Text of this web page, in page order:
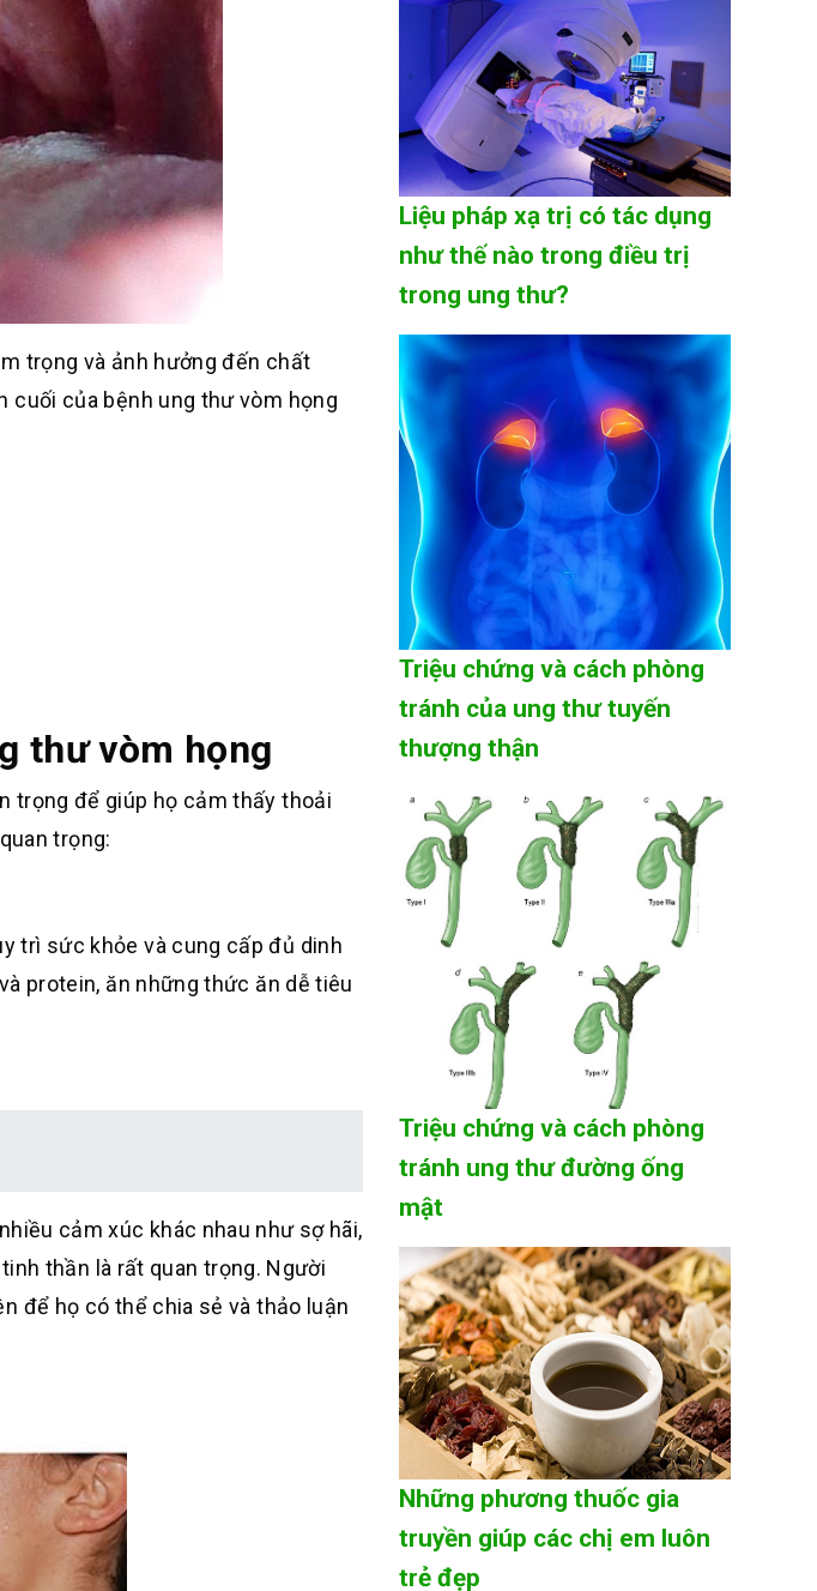
trọng và ảnh hưởng đến chất
cuối của bệnh ung thư vòm họng
thư vòm họng
trọng để giúp họ cảm thấy thoải
trọng:
trì sức khỏe và cung cấp đủ dinh
protein, ăn những thức ăn dễ tiêu
cảm xúc khác nhau như sợ hãi,
thần là rất quan trọng. Người
để họ có thể chia sẻ và thảo luận
Liệu pháp xạ trị có tác dụng
như thế nào trong điều trị
trong ung thư?
Triệu chứng và cách phòng
tránh của ung thư tuyến
thượng thận
Triệu chứng và cách phòng
tránh ung thư đường ống
mật
Những phương thuốc gia
truyền giúp các chị em luôn
trẻ đẹp